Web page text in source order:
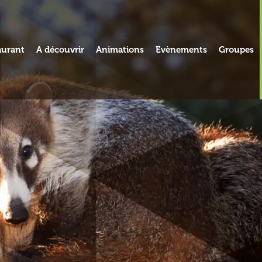
A découvrir Animations Evènements Groupes